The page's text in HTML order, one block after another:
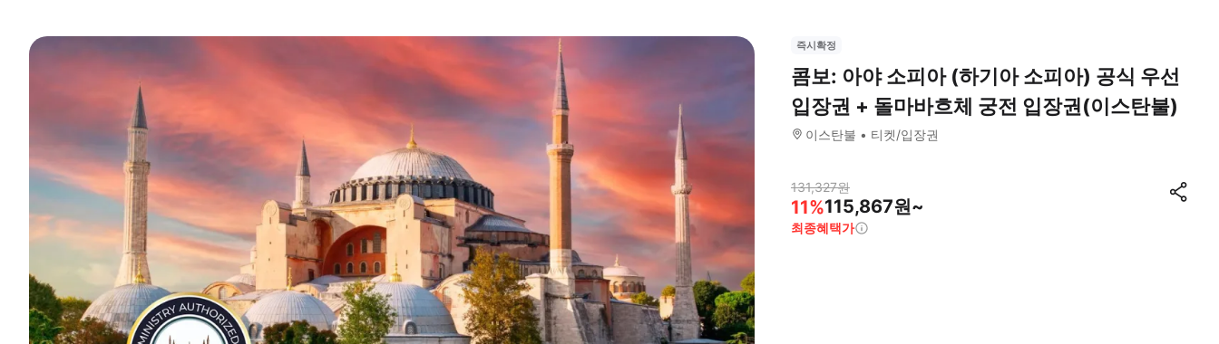
즉시확정
콤보: 아야 소피아 (하기아 소피아) 공식 우선
입장권 + 돌마바흐체 궁전 입장권(이스탄불)
이스탄불 티켓/입장권
131,327원
11%115,867원~
최종혜택가